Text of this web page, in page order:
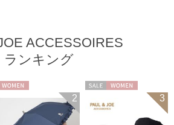
ACCESSOIRES
ランキング
2 3